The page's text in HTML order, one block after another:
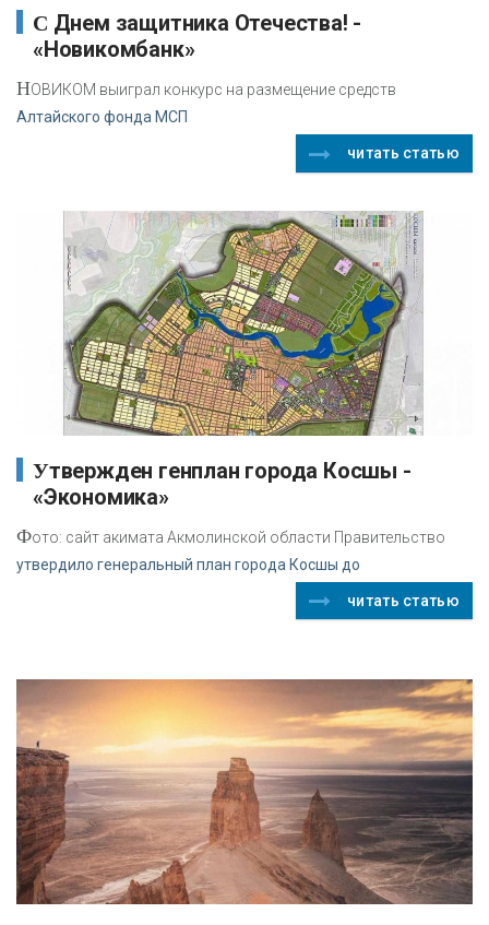
С Днем защитника Отечества! -
«Новикомбанк»
НОВИКОМ выиграл конкурс на размещение средств
Алтайского фонда МСП
читать статью
Утвержден генплан города Косшы -
«Экономика»
Фото: сайт акимата Акмолинской области Правительство
утвердило генеральный план города Косшы до
читать статью